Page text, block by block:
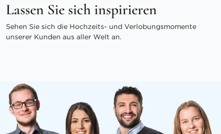
Lassen Sie sich inspirieren
Sehen Sie sich die Hochzeits- und Verlobungsmomente
unserer Kunden aus aller Welt an.